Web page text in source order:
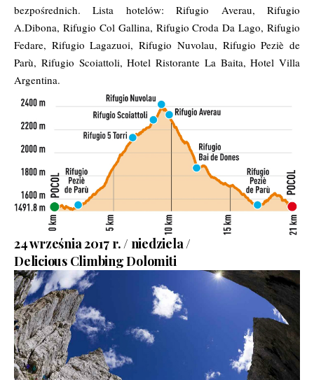
bezpośrednich. Lista hotelów: Rifugio Averau, Rifugio
A.Dibona, Rifugio Col Gallina, Rifugio Croda Da Lago, Rifugio
Fedare, Rifugio Lagazuoi, Rifugio Nuvolau, Rifugio Peziè de
Parù, Rifugio Scoiattoli, Hotel Ristorante La Baita, Hotel Villa
Argentina.
24 września 2017 r. / niedziela /
Delicious Climbing Dolomiti